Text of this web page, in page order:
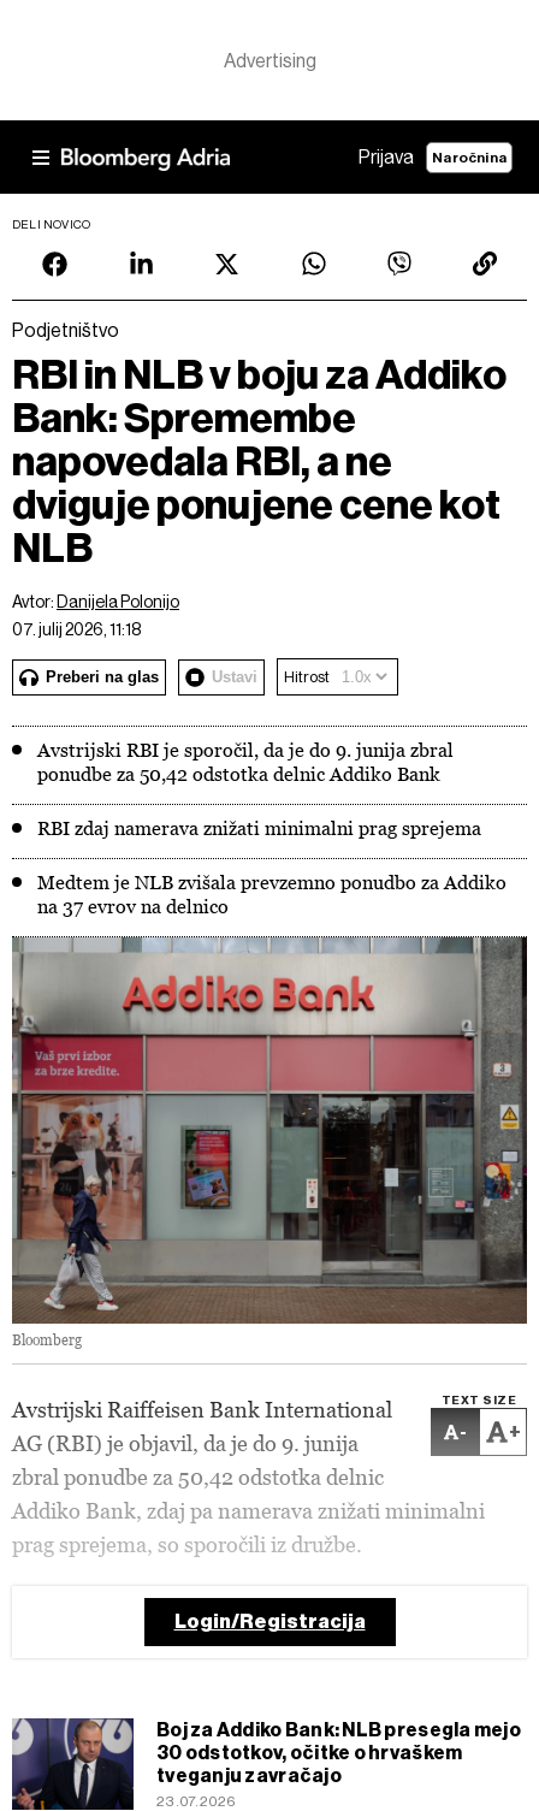
Prijava Naročnina
DELI NOVICO
Podjetništvo
RBI in NLB v boju za Addiko
Bank: Spremembe
napovedala RBI, a ne
dviguje ponujene cene kot
NLB
Avtor: Danijela Polonijo
07. julij 2026, 11:18
Preberi na glas Ustavi Hitrost
Avstrijski RBI je sporočil, da je do 9. junija zbral
ponudbe za 50,42 odstotka delnic Addiko Bank
RBI zdaj namerava znižati minimalni prag sprejema
Medtem je NLB zvišala prevzemno ponudbo za Addiko
na 37 evrov na delnico
Bloomberg
TEXT SIZE
- +
Avstrijski Raiffeisen Bank International
AG (RBI) je objavil, da je do 9. junija
zbral ponudbe za 50,42 odstotka delnic
Addiko Bank, zdaj pa namerava znižati minimalni
prag sprejema, so sporočili iz družbe.
Login/Registracija
Boj za Addiko Bank: NLB presegla mejo
30 odstotkov, očitke o hrvaškem
tveganju zavračajo
23.07.2026